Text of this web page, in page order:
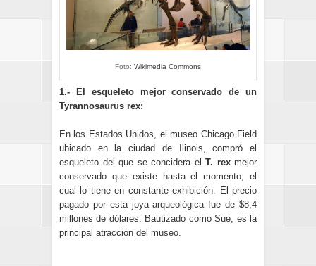
Foto: Wikimedia Commons
1.- El esqueleto mejor conservado de un
Tyrannosaurus rex:
En los Estados Unidos, el museo Chicago Field
ubicado en la ciudad de Ilinois, compró el
esqueleto del que se concidera el T. rexmejor
conservado que existe hasta el momento, el
cual lo tiene en constante exhibición. El precio
pagado por esta joya arqueológica fue de $8,4
millones de dólares. Bautizado como Sue, es la
principal atracción del museo.